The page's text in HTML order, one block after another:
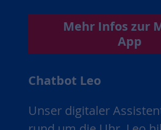
Mehr Infos zur
App
Chatbot Leo
Unser digitaler